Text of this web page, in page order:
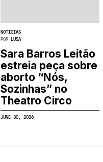
NOTÍCIAS
POR LUSA
Sara Barros Leitão
estreia peça sobre
aborto “Nós,
Sozinhas” no
Theatro Circo
JUNE 30, 2026